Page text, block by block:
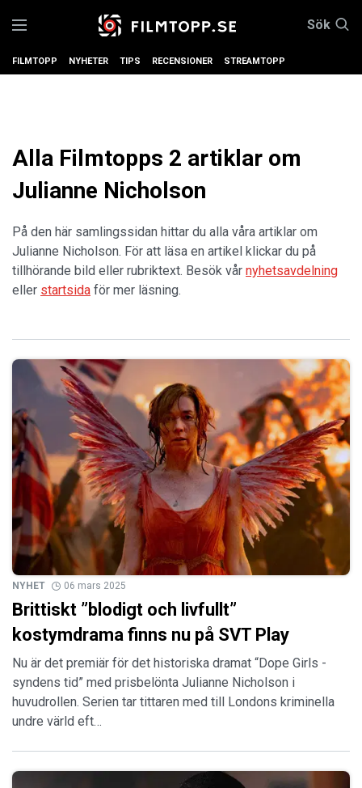
Sök
FILMTOPP NYHETER TIPS RECENSIONER STREAMTOPP
Alla Filmtopps 2 artiklar om
Julianne Nicholson
På den här samlingssidan hittar du alla våra artiklar om
Julianne Nicholson. För att läsa en artikel klickar du på
tillhörande bild eller rubriktext. Besök vår nyhetsavdelning
eller startsida för mer läsning.
NYHET 06 mars 2025
Brittiskt ”blodigt och livfullt”
kostymdrama finns nu på SVT Play
Nu är det premiär för det historiska dramat “Dope Girls -
syndens tid” med prisbelönta Julianne Nicholson i
huvudrollen. Serien tar tittaren med till Londons kriminella
undre värld eft…